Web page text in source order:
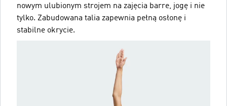
nowym ulubionym strojem na zajęcia barre, jogę i nie
tylko. Zabudowana talia zapewnia pełną osłonę i
stabilne okrycie.